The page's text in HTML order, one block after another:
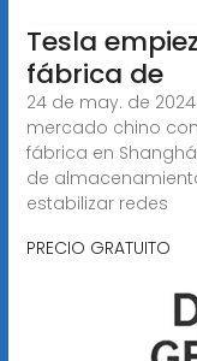
Tesla
fábrica de
24 de may. de
mercado chino
fábrica en
de
estabilizar redes
PRECIO GRATUITO